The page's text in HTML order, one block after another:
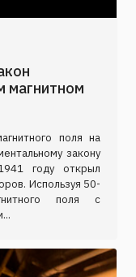
магнитном
поля на
закону
году открыл
Используя 50-
поля с